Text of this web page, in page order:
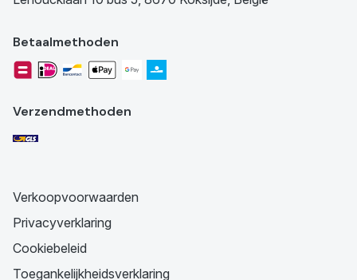
Betaalmethoden
Verzendmethoden
Verkoopvoorwaarden
Privacyverklaring
Cookiebeleid
Toegankelijkheidsverklaring